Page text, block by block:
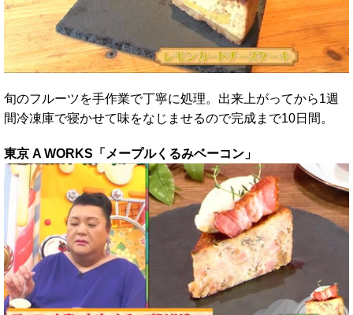
旬のフルーツを手作業で丁寧に処理。出来上がってから1週
間冷凍庫で寝かせて味をなじませるので完成まで10日間。
東京 A WORKS「メープルくるみベーコン」